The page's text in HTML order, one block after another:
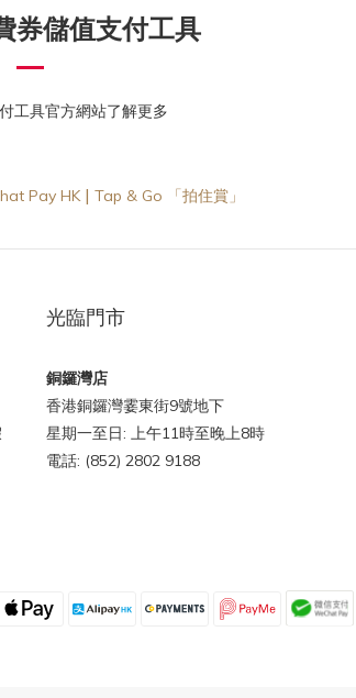
券儲值支付工具
工具官方網站了解更多
Pay HK | Tap & Go 「拍住賞」
光臨門市
銅鑼灣店
香港銅鑼灣霎東街9號地下
星期一至日: 上午11時至晚上8時
電話: (852) 2802 9188